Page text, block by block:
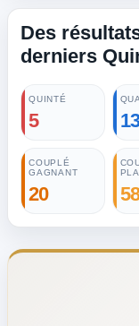
Des
derniers
QUINTÉ
5
COUPLÉ
GAGNANT
20